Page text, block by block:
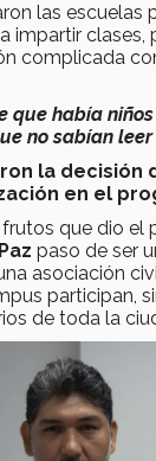
las escuelas
impartir clases,
complicada
que había
no sabían leer
la decisión
en el
que dio el
paso de ser
asociación
participan,
de toda la